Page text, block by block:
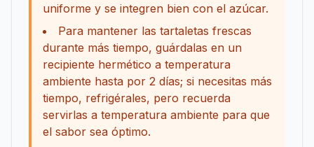
uniforme y se integren bien con el azúcar.
Para mantener las tartaletas frescas
durante más tiempo, guárdalas en un
recipiente hermético a temperatura
ambiente hasta por 2 días; si necesitas más
tiempo, refrigérales, pero recuerda
servirlas a temperatura ambiente para que
el sabor sea óptimo.